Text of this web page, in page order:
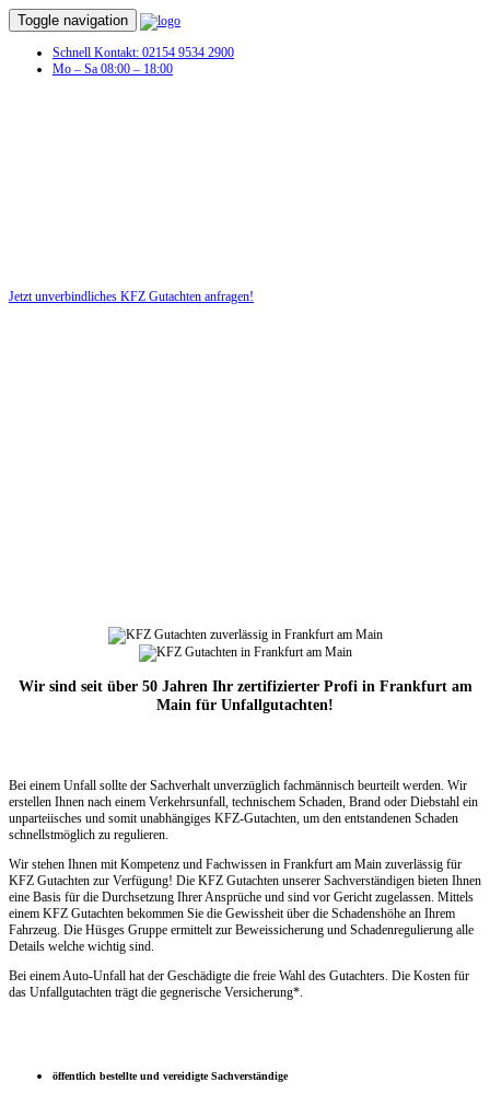
Toggle navigation
Schnell Kontakt: 02154 9534 2900
Mo – Sa 08:00 – 18:00
Jetzt unverbindliches KFZ Gutachten anfragen!
Wir sind seit über 50 Jahren Ihr zertifizierter Profi in Frankfurt am
Main für Unfallgutachten!
Bei einem Unfall sollte der Sachverhalt unverzüglich fachmännisch beurteilt werden. Wir
erstellen Ihnen nach einem Verkehrsunfall, technischem Schaden, Brand oder Diebstahl ein
unparteiisches und somit unabhängiges KFZ-Gutachten, um den entstandenen Schaden
schnellstmöglich zu regulieren.
Wir stehen Ihnen mit Kompetenz und Fachwissen in Frankfurt am Main zuverlässig für
KFZ Gutachten zur Verfügung! Die KFZ Gutachten unserer Sachverständigen bieten Ihnen
eine Basis für die Durchsetzung Ihrer Ansprüche und sind vor Gericht zugelassen. Mittels
einem KFZ Gutachten bekommen Sie die Gewissheit über die Schadenshöhe an Ihrem
Fahrzeug. Die Hüsges Gruppe ermittelt zur Beweissicherung und Schadenregulierung alle
Details welche wichtig sind.
Bei einem Auto-Unfall hat der Geschädigte die freie Wahl des Gutachters. Die Kosten für
das Unfallgutachten trägt die gegnerische Versicherung*.
öffentlich bestellte und vereidigte Sachverständige